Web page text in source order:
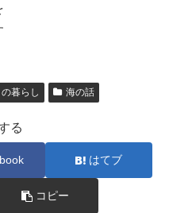
の暮らし 海の話
る
はてブ
コピー